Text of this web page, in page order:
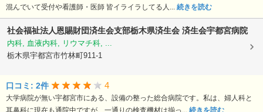
混んでいて受付や看護師・医師 皆イライラしてる人... 続きを読む
社会福祉法人恩賜財団済生会支部栃木県済生会 済生会宇都宮病院
内科, 血液内科, リウマチ科, ...
栃木県宇都宮市竹林町911-1
口コミ: 2件 4
大学病院が無い宇都宮市にある、設備の整った総合病院です。私は、婦人科と
耳鼻科に現在も通院中ですが、一通りの検査機材は揃っ... 続きを読む